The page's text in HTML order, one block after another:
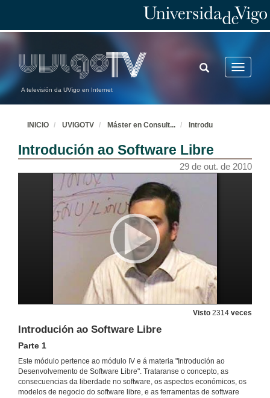
A televisión da UVigo en Internet
Toggle
TOGGLE
SEARCH
INICIO UVIGOTV Máster en Consult... Introdu
Introdución ao Software Libre
29 de out. de 2010
Visto 2314 veces
Introdución ao Software Libre
Parte 1
Este módulo pertence ao módulo IV e á materia "Introdución ao
Desenvolvemento de Software Libre". Trataranse o concepto, as
consecuencias da liberdade no software, os aspectos económicos, os
modelos de negocio do software libre, e as ferramentas de software